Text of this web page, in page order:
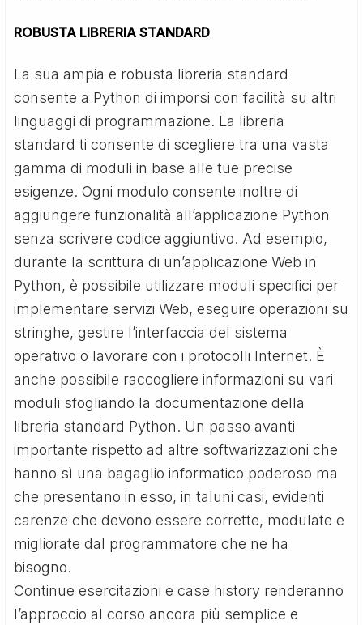
ROBUSTA LIBRERIA STANDARD
La sua ampia e robusta libreria standard
consente a Python di imporsi con facilità su altri
linguaggi di programmazione. La libreria
standard ti consente di scegliere tra una vasta
gamma di moduli in base alle tue precise
esigenze. Ogni modulo consente inoltre di
aggiungere funzionalità all’applicazione Python
senza scrivere codice aggiuntivo. Ad esempio,
durante la scrittura di un’applicazione Web in
Python, è possibile utilizzare moduli specifici per
implementare servizi Web, eseguire operazioni su
stringhe, gestire l’interfaccia del sistema
operativo o lavorare con i protocolli Internet. È
anche possibile raccogliere informazioni su vari
moduli sfogliando la documentazione della
libreria standard Python. Un passo avanti
importante rispetto ad altre softwarizzazioni che
hanno sì una bagaglio informatico poderoso ma
che presentano in esso, in taluni casi, evidenti
carenze che devono essere corrette, modulate e
migliorate dal programmatore che ne ha
bisogno.
Continue esercitazioni e case history renderanno
l’approccio al corso ancora più semplice e